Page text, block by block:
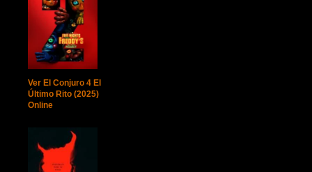
Ver El Conjuro 4 El
Último Rito (2025)
Online